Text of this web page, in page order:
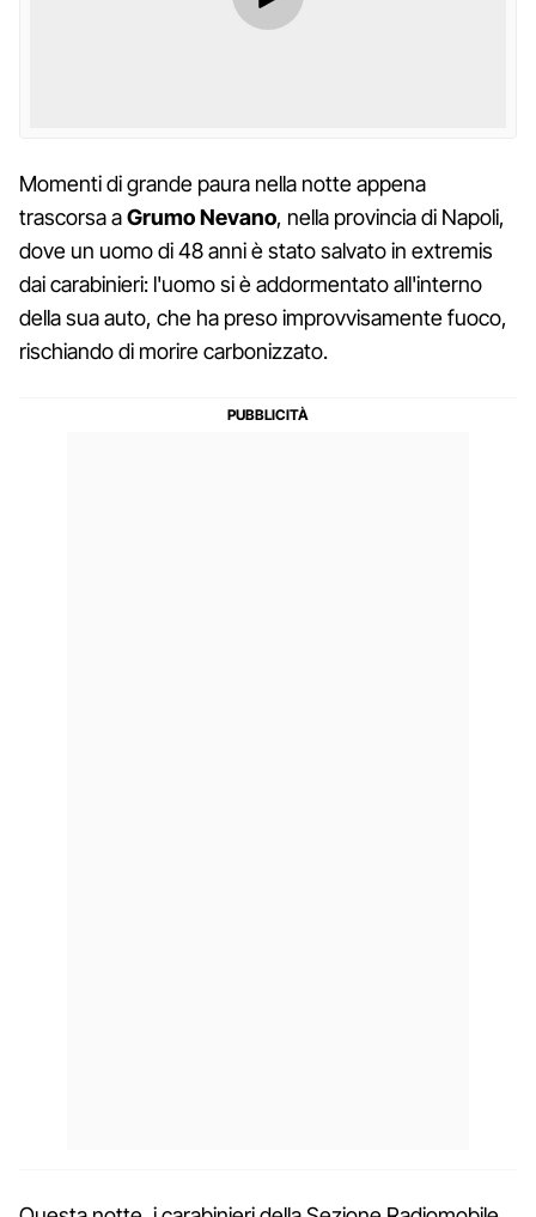
Momenti di grande paura nella notte appena
trascorsa aGrumo Nevano, nella provincia di Napoli,
dove un uomo di 48 anni è stato salvato in extremis
dai carabinieri: l'uomo si è addormentato all'interno
della sua auto, che ha preso improvvisamente fuoco,
rischiando di morire carbonizzato.